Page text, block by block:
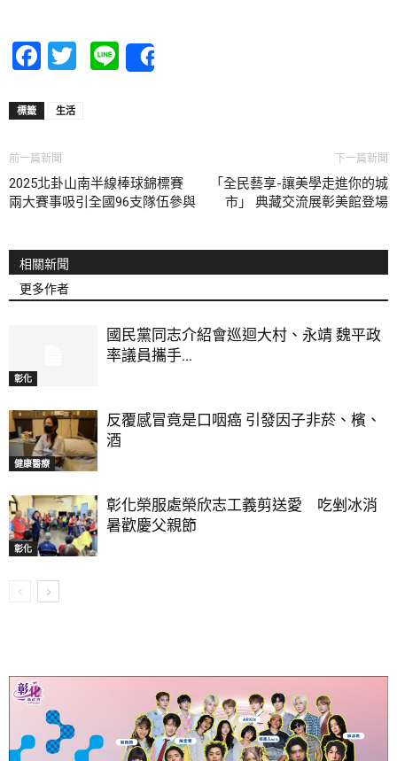
Facebook
Twitter
Line
標籤 生活
前一篇新聞
2025北卦山南半線棒球錦標賽
兩大賽事吸引全國96支隊伍參與
下一篇新聞
「全民藝享-讓美學走進你的城
市」 典藏交流展彰美館登場
相關新聞
更多作者
彰化
國民黨同志介紹會巡迴大村、永靖 魏平政
率議員攜手...
健康醫療
反覆感冒竟是口咽癌 引發因子非菸、檳、
酒
彰化
彰化榮服處榮欣志工義剪送愛 吃剉冰消
暑歡慶父親節